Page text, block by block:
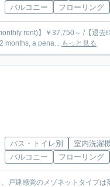
バルコニー
フローリング
rent)】￥37,750～ /【退去
months, a pena... もっと見る
バス・トイレ別 室内洗濯
バルコニー
フローリング
戸建感覚のメゾネットタイプは